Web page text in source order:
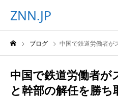
ZNN.JP
ブログ 中国で鉄道労働者がス
中国で鉄道労働者
と幹部の解任を勝ち